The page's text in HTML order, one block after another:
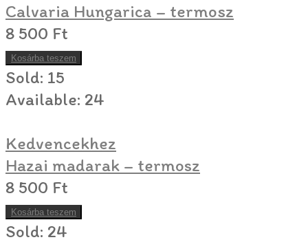
Calvaria Hungarica – termosz
8 500 Ft
Kosárba teszem
Sold: 15
Available: 24
Kedvencekhez
Hazai madarak – termosz
8 500 Ft
Kosárba teszem
Sold: 24